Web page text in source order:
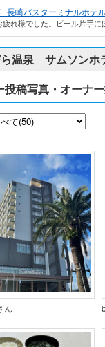
長崎バスターミナルホテ
疲れ様でした。ビール片手
温泉 サムソンホ
投稿写真・オーナ
ん